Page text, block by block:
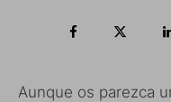
Aunque os parezca